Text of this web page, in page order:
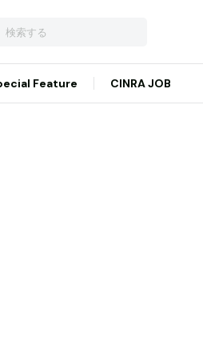
Feature CINRA JOB